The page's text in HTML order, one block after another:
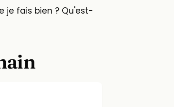
je fais bien ? Qu'est-